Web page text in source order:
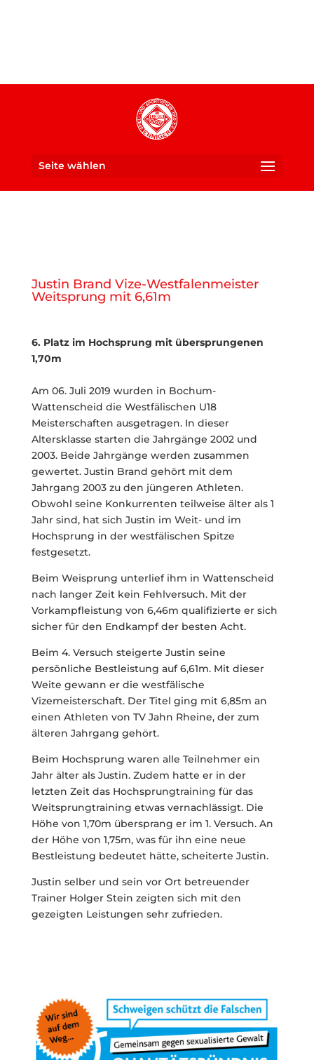
Seite wählen
Justin Brand Vize-Westfalenmeister
Weitsprung mit 6,61m
6. Platz im Hochsprung mit übersprungenen
1,70m
Am 06. Juli 2019 wurden in Bochum-
Wattenscheid die Westfälischen U18
Meisterschaften ausgetragen. In dieser
Altersklasse starten die Jahrgänge 2002 und
2003. Beide Jahrgänge werden zusammen
gewertet. Justin Brand gehört mit dem
Jahrgang 2003 zu den jüngeren Athleten.
Obwohl seine Konkurrenten teilweise älter als 1
Jahr sind, hat sich Justin im Weit- und im
Hochsprung in der westfälischen Spitze
festgesetzt.
Beim Weisprung unterlief ihm in Wattenscheid
nach langer Zeit kein Fehlversuch. Mit der
Vorkampfleistung von 6,46m qualifizierte er sich
sicher für den Endkampf der besten Acht.
Beim 4. Versuch steigerte Justin seine
persönliche Bestleistung auf 6,61m. Mit dieser
Weite gewann er die westfälische
Vizemeisterschaft. Der Titel ging mit 6,85m an
einen Athleten von TV Jahn Rheine, der zum
älteren Jahrgang gehört.
Beim Hochsprung waren alle Teilnehmer ein
Jahr älter als Justin. Zudem hatte er in der
letzten Zeit das Hochsprungtraining für das
Weitsprungtraining etwas vernachlässigt. Die
Höhe von 1,70m übersprang er im 1. Versuch. An
der Höhe von 1,75m, was für ihn eine neue
Bestleistung bedeutet hätte, scheiterte Justin.
Justin selber und sein vor Ort betreuender
Trainer Holger Stein zeigten sich mit den
gezeigten Leistungen sehr zufrieden.